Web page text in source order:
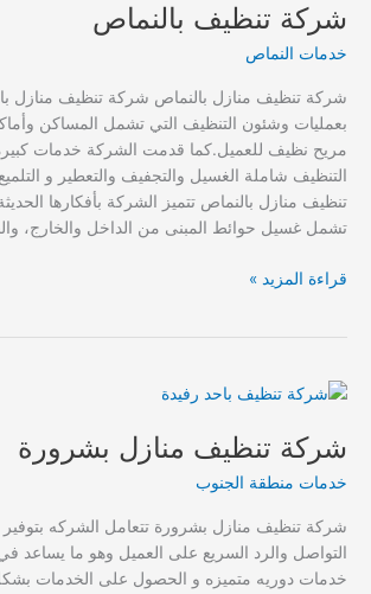
شركة تنظيف بالنماص
خدمات النماص
شركة تنظيف منازل بالنماص شركة تنظيف منازل
بعمليات وشئون التنظيف التي تشمل المساكن
مريح نظيف للعميل.كما قدمت الشركة خدمات
التنظيف شاملة الغسيل والتجفيف والتعطير و
تنظيف منازل بالنماص تتميز الشركة بأفكارها
تشمل غسيل حوائط المبنى من الداخل والخارج،
شركة
قراءة المزيد »
شركة تنظيف منازل بشرورة
خدمات منطقة الجنوب
شركة تنظيف منازل بشرورة تتعامل الشركه
التواصل والرد السريع على العميل وهو ما يساعد
خدمات دوريه متميزه و الحصول على الخدمات بشكل